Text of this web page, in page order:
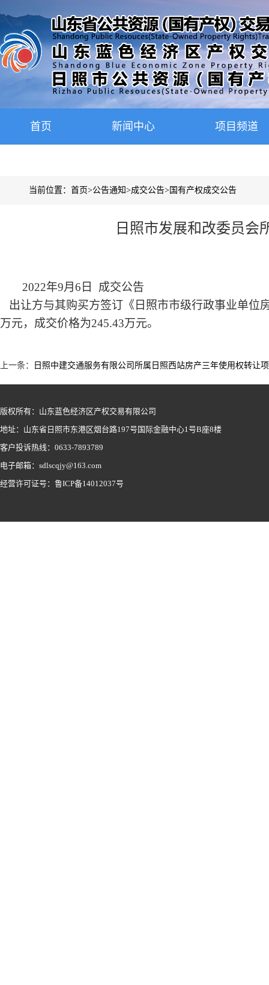
首页 新闻中心 项目频道
当前位置： 首页>公告通知>成交公告> 国有产权成交公告
日照市发展和改委员会
2022年9月 6 日
成交公告
出让方与其购买方签订 《 日照市市级行政事业单位
万元， 成交价格为245.43万元。
上一条： 日照中建交通服务有限公司所属日照西站房产三年使用权转让
版权所有：山东蓝色经济区产权交易有限公司
地址：山东省日照市东港区烟台路197号国际金融中心1号B座8楼
客户投诉热线：0633-7893789
电子邮箱：sdlscqjy@163.com
经营许可证号：鲁ICP备14012037号